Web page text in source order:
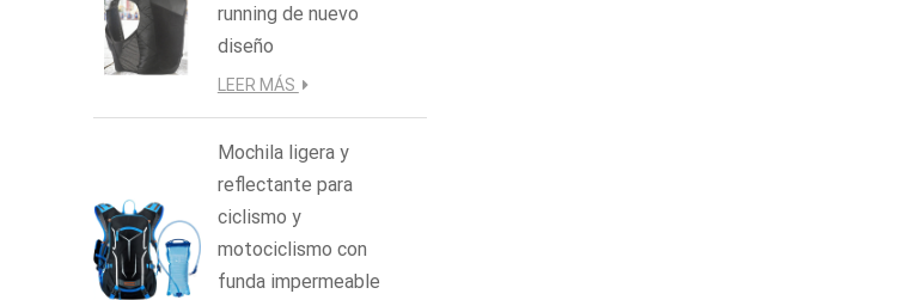
running de nuevo
diseño
LEER MÁS
Mochila ligera y
reflectante para
ciclismo y
motociclismo con
funda impermeable